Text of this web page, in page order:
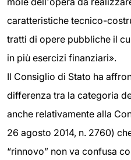
caratteristiche tecnico-
tratti di opere pubbliche il
in più esercizi finanziari».
Il Consiglio di Stato ha
differenza tra la categoria
anche relativamente alla
26 agosto 2014, n. 2760)
“rinnovo” non va confusa